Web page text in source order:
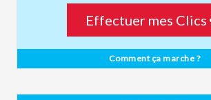
Effectuer mes Clics
Comment ça marche ?